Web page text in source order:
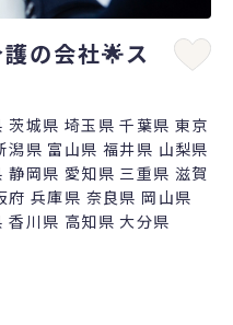
護の会社🌟ス
茨城県 埼玉県 千葉県 東京
潟県 富山県 福井県 山梨県
静岡県 愛知県 三重県 滋賀
府 兵庫県 奈良県 岡山県
香川県 高知県 大分県